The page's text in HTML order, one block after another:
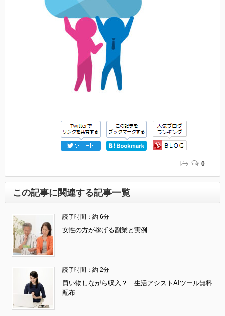
0
この記事に関連する記事一覧
読了時間：約 6分
女性の方が稼げる副業と実例
読了時間：約 2分
買い物しながら収入？ 生活アシストAIツール無料
配布